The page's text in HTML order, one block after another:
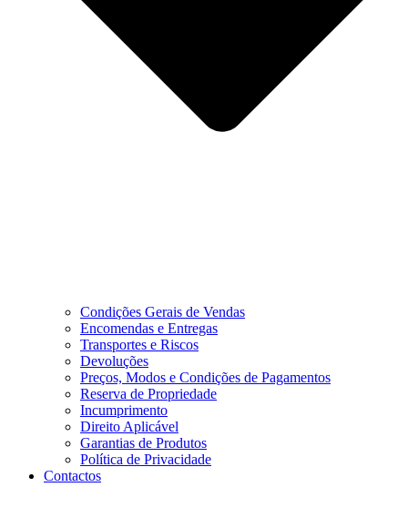
Condições Gerais de Vendas
Encomendas e Entregas
Transportes e Riscos
Devoluções
Preços, Modos e Condições de Pagamentos
Reserva de Propriedade
Incumprimento
Direito Aplicável
Garantias de Produtos
Política de Privacidade
Contactos